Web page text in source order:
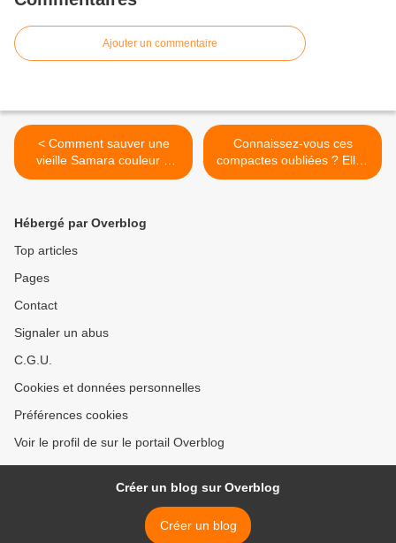
Ajouter un commentaire
< Comment sauver une
vieille Samara couleur «
Vert tilleul ».
Connaissez-vous ces
compactes oubliées ? Elles
vivaient en marge de la
Hébergé par Overblog
Top articles
Pages
Contact
Signaler un abus
C.G.U.
Cookies et données personnelles
Préférences cookies
Voir le profil de sur le portail Overblog
Créer un blog sur Overblog
Créer un blog